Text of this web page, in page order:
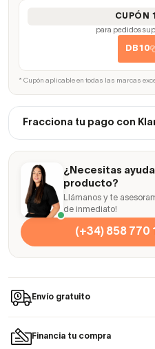
CUPÓN
para pedidos
DB10
* Cupón aplicable en todas las marcas
Fracciona tu pago con
¿Necesitas
producto?
Llámanos y te
de inmediato!
(+34) 858 770
Envío gratuito
Financia tu compra